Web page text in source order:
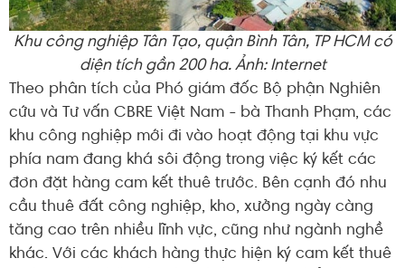
Khu công nghiệp Tân Tạo, quận Bình Tân, TP HCM có
diện tích gần 200 ha. Ảnh: Internet
Theo phân tích của Phó giám đốc Bộ phận Nghiên
cứu và Tư vấn CBRE Việt Nam - bà Thanh Phạm, các
khu công nghiệp mới đi vào hoạt động tại khu vực
phía nam đang khá sôi động trong việc ký kết các
đơn đặt hàng cam kết thuê trước. Bên cạnh đó nhu
cầu thuê đất công nghiệp, kho, xưởng ngày càng
tăng cao trên nhiều lĩnh vực, cũng như ngành nghề
khác. Với các khách hàng thực hiện ký cam kết thuê